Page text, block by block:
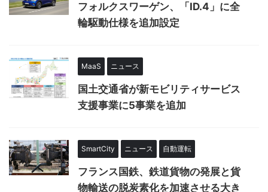
フォルクスワーゲン、「ID.4」に全
輪駆動仕様を追加設定
MaaS ニュース
国土交通省が新モビリティサービス
支援事業に5事業を追加
SmartCity ニュース 自動運転
フランス国鉄、鉄道貨物の発展と貨
物輸送の脱炭素化を加速させる大き